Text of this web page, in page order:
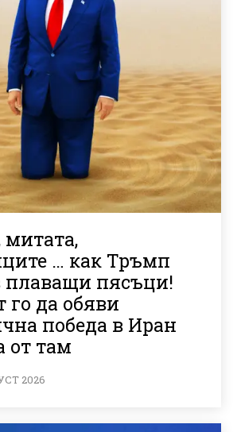
митата,
… как Тръмп
плаващи пясъци!
го да обяви
победа в Иран
от там
2026